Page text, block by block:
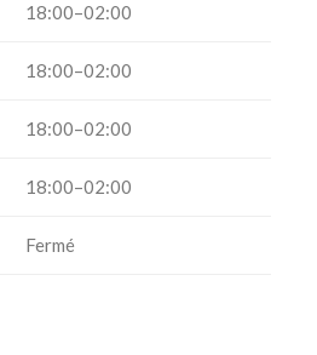
18:00–02:00
18:00–02:00
18:00–02:00
18:00–02:00
Fermé